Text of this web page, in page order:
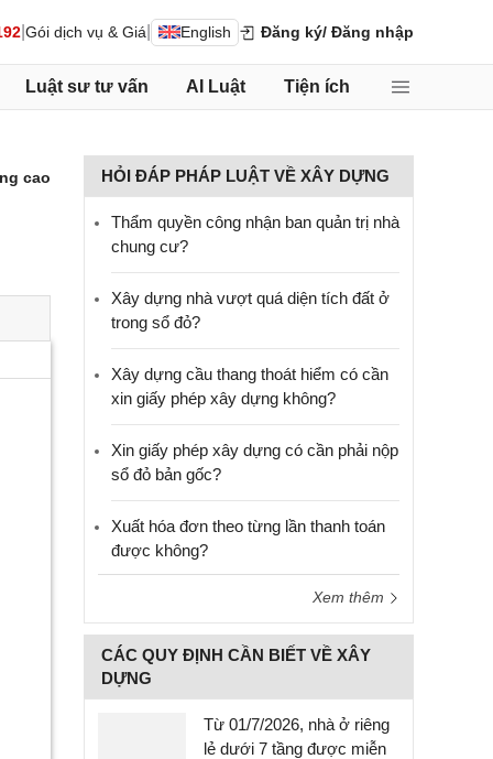
Gói dịch vụ & Giá English Đăng ký/ Đăng nhập
Luật sư tư vấn AI Luật Tiện ích
cao HỎI ĐÁP PHÁP LUẬT VỀ XÂY DỰNG
Thẩm quyền công nhận ban quản trị nhà
chung cư?
Xây dựng nhà vượt quá diện tích đất ở
trong sổ đỏ?
Xây dựng cầu thang thoát hiểm có cần
xin giấy phép xây dựng không?
Xin giấy phép xây dựng có cần phải nộp
sổ đỏ bản gốc?
Xuất hóa đơn theo từng lần thanh toán
được không?
Xem thêm
CÁC QUY ĐỊNH CẦN BIẾT VỀ XÂY
DỰNG
Từ 01/7/2026, nhà ở riêng
lẻ dưới 7 tầng được miễn